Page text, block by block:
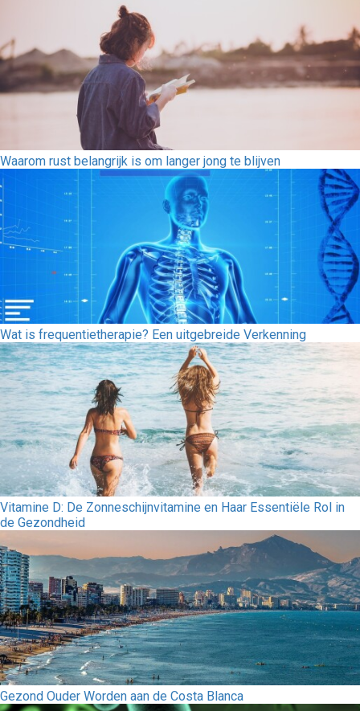
Waarom rust belangrijk is om langer jong te blijven
Wat is frequentietherapie? Een uitgebreide Verkenning
Vitamine D: De Zonneschijnvitamine en Haar Essentiële Rol in
de Gezondheid
Gezond Ouder Worden aan de Costa Blanca